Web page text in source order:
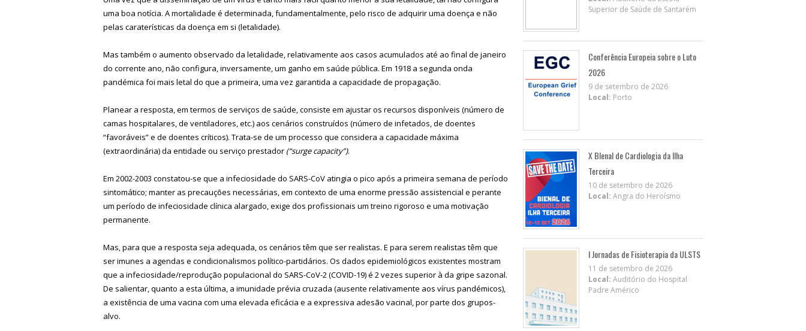
uma boa notícia. A mortalidade é determinada, fundamentalmente, pelo risco de adquirir uma doença e não
pelas caraterísticas da doença em si (letalidade).
Mas também o aumento observado da letalidade, relativamente aos casos acumulados até ao final de janeiro
do corrente ano, não configura, inversamente, um ganho em saúde pública. Em 1918 a segunda onda
pandémica foi mais letal do que a primeira, uma vez garantida a capacidade de propagação.
Planear a resposta, em termos de serviços de saúde, consiste em ajustar os recursos disponíveis (número de
camas hospitalares, de ventiladores, etc.) aos cenários construídos (número de infetados, de doentes
“favoráveis” e de doentes críticos). Trata-se de um processo que considera a capacidade máxima
(extraordinária) da entidade ou serviço prestador (“surge capacity”).
Em 2002-2003 constatou-se que a infeciosidade do SARS-CoV atingia o pico após a primeira semana de período
sintomático; manter as precauções necessárias, em contexto de uma enorme pressão assistencial e perante
um período de infeciosidade clínica alargado, exige dos profissionais um treino rigoroso e uma motivação
permanente.
Mas, para que a resposta seja adequada, os cenários têm que ser realistas. E para serem realistas têm que
ser imunes a agendas e condicionalismos político-partidários. Os dados epidemiológicos existentes mostram
que a infeciosidade/reprodução populacional do SARS-CoV-2 (COVID-19) é 2 vezes superior à da gripe sazonal.
De salientar, quanto a esta última, a imunidade prévia cruzada (ausente relativamente aos vírus pandémicos),
a existência de uma vacina com uma elevada eficácia e a expressiva adesão vacinal, por parte dos grupos-
alvo.
Superior de Saúde de Santarém
Conferência Europeia sobre o Luto
2026
9 de setembro de 2026
Local: Porto
X BIenal de Cardiologia da Ilha
Terceira
10 de setembro de 2026
Local: Angra do Heroísmo
I Jornadas de Fisioterapia da ULSTS
11 de setembro de 2026
Local: Auditório do Hospital
Padre Américo